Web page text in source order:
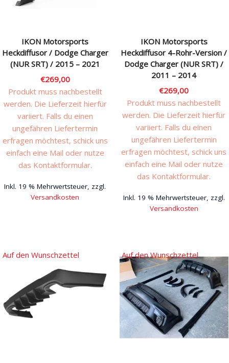
IKON Motorsports
Heckdiffusor / Dodge Charger
(NUR SRT) / 2015 – 2021
€269,00
Produkt muss nachbestellt
werden. Die Lieferzeit hierfür
variiert. Falls du einen
ungefähren Liefertermin
erfragen möchtest, schick uns
einfach eine Mail oder nutze
das Kontaktformular.
Inkl. 19 % Mehrwertsteuer, zzgl.
Versandkosten
IKON Motorsports
Heckdiffusor 4-Rohr-Version /
Dodge Charger (NUR SRT) /
2011 – 2014
€269,00
Produkt muss nachbestellt
werden. Die Lieferzeit hierfür
variiert. Falls du einen
ungefähren Liefertermin
erfragen möchtest, schick uns
einfach eine Mail oder nutze
das Kontaktformular.
Inkl. 19 % Mehrwertsteuer, zzgl.
Versandkosten
Auf den Wunschzettel Auf den Wunschzettel